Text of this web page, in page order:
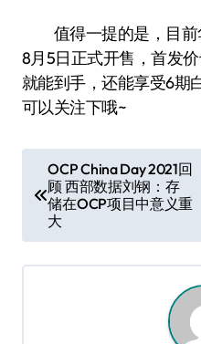
值得一提的是，目前
8月5日正式开售，首发
就能到手，还能享受6期
可以关注下哦~
章
OCP China Day 2021回
顾 西部数据刘钢：存
储在OCP项目中意义重
大